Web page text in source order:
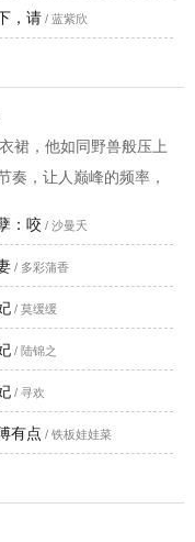
，请 / 蓝紫欣
裙，他如同野兽般压上
奏，让人巅峰的频率，
娇喘，求饶，场面颓
死，你都只能是我的女
个西汉！”近乎狰狞的
血地宣告自己的主
：咬 / 沙曼夭
/ 多彩蒲香
/ 莫缓缓
/ 陆锦之
/ 寻欢
有点 / 铁板娃娃菜